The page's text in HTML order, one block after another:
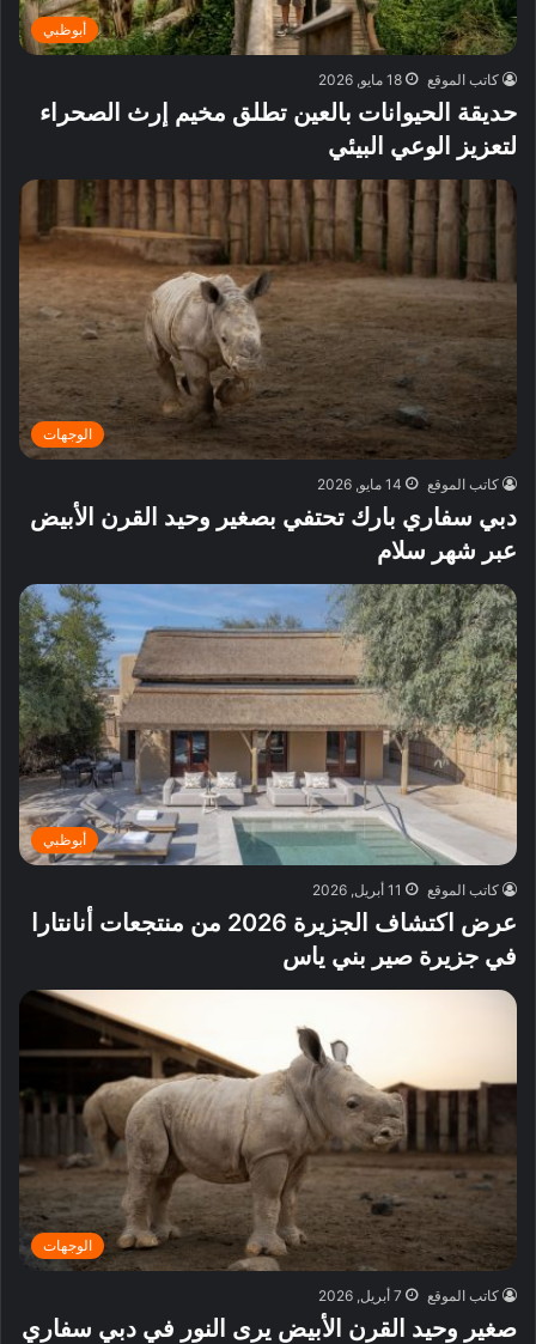
أبوظبي
كاتب الموقع 18 مايو, 2026
حديقة الحيوانات بالعين تطلق مخيم إرث الصحراء
لتعزيز الوعي البيئي
الوجهات
كاتب الموقع 14 مايو, 2026
دبي سفاري بارك تحتفي بصغير وحيد القرن الأبيض
عبر شهر سلام
أبوظبي
كاتب الموقع 11 أبريل, 2026
عرض اكتشاف الجزيرة 2026 من منتجعات أنانتارا
في جزيرة صير بني ياس
الوجهات
كاتب الموقع 7 أبريل, 2026
صغير وحيد القرن الأبيض يرى النور في دبي سفاري